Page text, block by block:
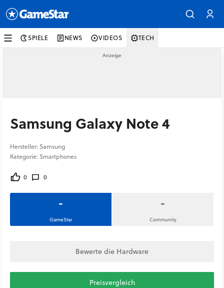
SPIELE NEWS VIDEOS TECH
Samsung Galaxy Note 4
Hersteller: Samsung
Kategorie: Smartphones
0 0
-
GameStar
-
Community
Bewerte die Hardware
Preisvergleich